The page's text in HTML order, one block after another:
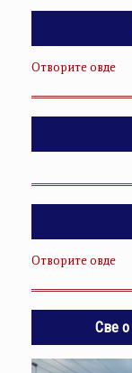
Отворите овде
Отворите овде
Све